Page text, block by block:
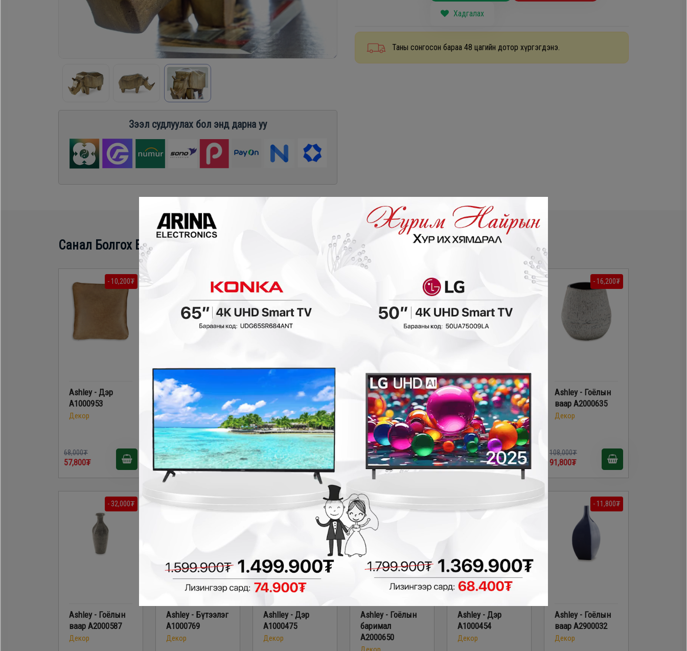
Зээл судлуулах бол энд дарна уу
Хадгалах
Таны сонгосон бараа 48 цагийн дотор хүргэгдэнэ.
Санал Болгох Бүтээгдэхүүн
- 10,200₮
Ashley - Дэр
A1000953
Декор
68,000₮
57,800₮
- 11,700₮
Ashley - Дэр
A1001094
Декор
78,000₮
66,300₮
Ashley - Дэр
A1000929
Декор
88,000₮
74,800₮
- 14,700₮
Ashley - Гоёлын
чулуун тавиур
A2000795
Декор
98,000₮
83,300₮
Ashley - Гоёлын
баримал
A2000649
Декор
98,000₮
88,200₮
- 16,200₮
Ashley - Гоёлын
ваар A2000635
Декор
108,000₮
91,800₮
- 32,000₮
Ashley - Гоёлын
ваар A2000587
Декор
- 10,800₮
Ashley - Бүтээлэг
A1000769
Декор
- 10,800₮
Ashlley - Дэр
A1000475
Декор
- 10,800₮
Ashley - Гоёлын
баримал
A2000650
- 25,600₮
Ashley - Дэр
A1000454
Декор
- 11,800₮
Ashley - Гоёлын
ваар A2900032
Декор